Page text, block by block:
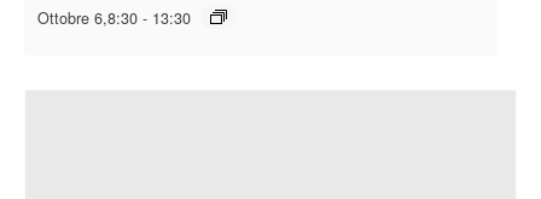
Ottobre 6,8:30 - 13:30